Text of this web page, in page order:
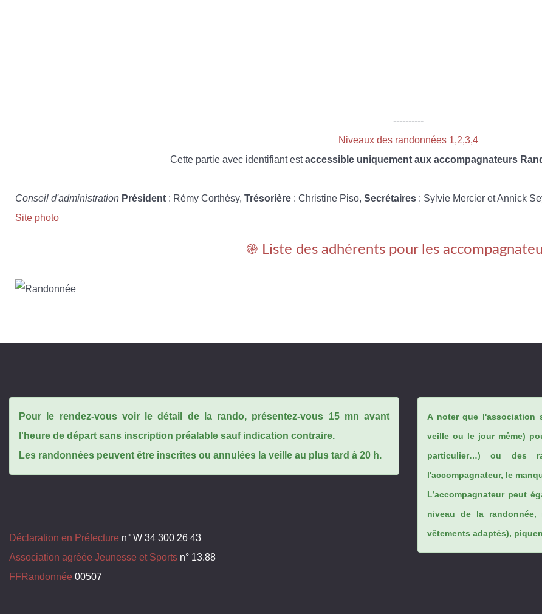
----------
Niveaux des randonnées 1,2,3,4
Cette partie avec identifiant estaccessible uniquement aux accompagnateurs
Conseil d'administration Président : Rémy Corthésy, Trésorière : Christine Piso, Secrétaires : Sylvie Mercier et Annick
Site photo
֎ Liste des adhérents pour les
Pour le rendez-vous voir le détail de la rando, présentez-vous 15 mn avant
l'heure de départ sans inscription préalable sauf indication contraire.
Les randonnées peuvent être inscrites ou annulées la veille au plus tard à 20 h.
Déclaration en Préfecture n° W 34 300 26 43
Association agréée Jeunesse et Sports n° 13.88
FFRandonnée 00507
A noter que l'association
veille ou le jour même)
particulier…) ou des
l'accompagnateur, le
L’accompagnateur peut
niveau de la
vêtements adaptés),